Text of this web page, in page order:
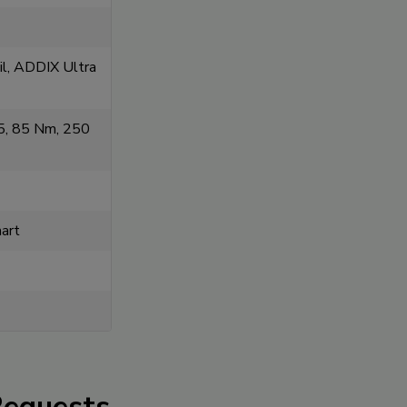
ADDIX Ultra
85 Nm, 250